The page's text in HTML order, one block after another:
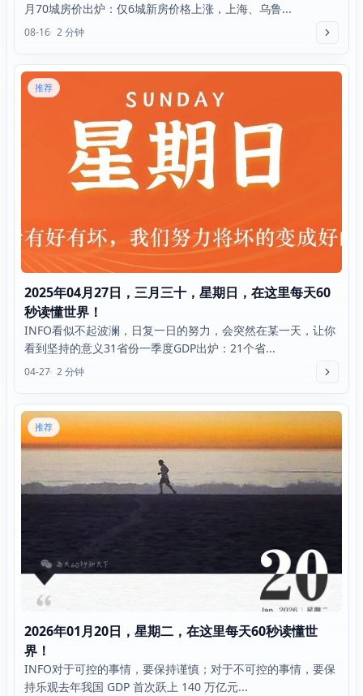
月70城房价出炉：仅6城新房价格上涨，上海、乌鲁...
08-16 2 分钟
推荐
2025年04月27日，三月三十，星期日，在这里每天60
秒读懂世界！
INFO看似不起波澜，日复一日的努力，会突然在某一天，让你
看到坚持的意义31省份一季度GDP出炉：21个省...
04-27 2 分钟
推荐
2026年01月20日，星期二，在这里每天60秒读懂世
界！
INFO对于可控的事情，要保持谨慎；对于不可控的事情，要保
持乐观去年我国 GDP 首次跃上 140 万亿元...